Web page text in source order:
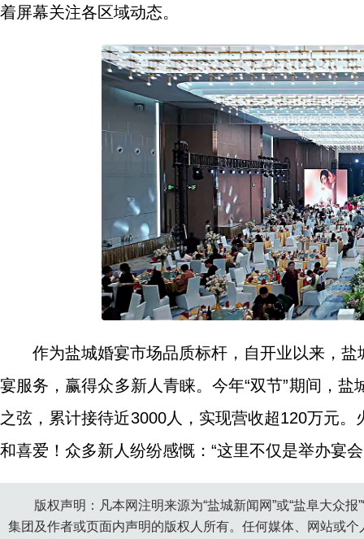
着屏幕关注各区域动态。
作为盐城婚宴市场品质标杆，自开业以来，
宴服务，赢得众多新人青睐。今年“双节”期间，
之弦，累计接待近3000人，实现营收超120万元
和喜爱！众多新人纷纷感慨：“这里不仅是举办宴
版权声明：凡本网注明来源为“盐城新闻网”或“盐阜大众
集团及作者或页面内声明的版权人所有。任何媒体、网站或